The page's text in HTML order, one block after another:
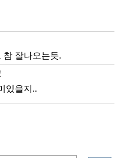
참 잘나오는듯.
있을지..